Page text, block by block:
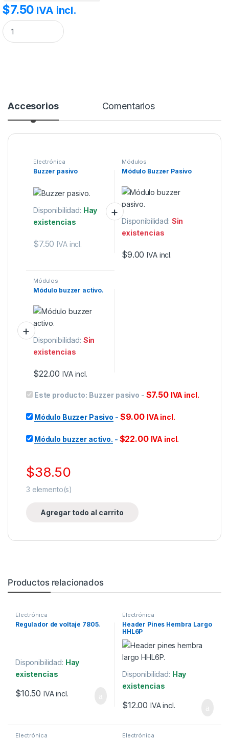
$7.50 IVA incl.
Buzzer pasivo cantidad
Accesorios Comentarios
Electrónica
Buzzer pasivo
Disponibilidad: Hay
existencias
$7.50 IVA incl.
Módulos
Módulo Buzzer Pasivo
Disponibilidad: Sin
existencias
$9.00 IVA incl.
Módulos
Módulo buzzer activo.
Disponibilidad: Sin
existencias
$22.00 IVA incl.
Este producto: Buzzer pasivo - $7.50 IVA incl.
Módulo Buzzer Pasivo - $9.00 IVA incl.
Módulo buzzer activo. - $22.00 IVA incl.
$38.50
3 elemento(s)
Agregar todo al carrito
Productos relacionados
Electrónica
Regulador de voltaje 7805.
Disponibilidad: Hay
existencias
$10.50 IVA incl.
Electrónica
Header Pines Hembra Largo
HHL6P
Disponibilidad: Hay
existencias
$12.00 IVA incl.
Electrónica Electrónica